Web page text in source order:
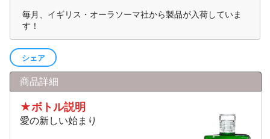
毎月、イギリス・オーラソーマ社から製品が入荷していま
す！
シェア
商品詳細
★ボトル説明
愛の新しい始まり